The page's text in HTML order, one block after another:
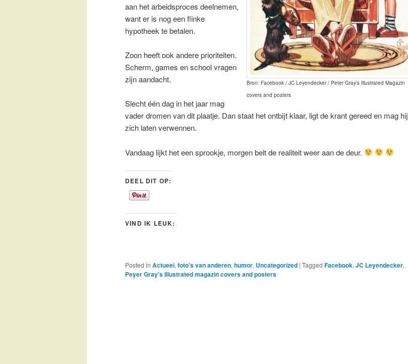
Bron: Facebook / JC Leyendecker / Peter Gray’s Illustrated Magazin
covers and posters
aan het arbeidsproces deelnemen,
want er is nog een flinke
hypotheek te betalen.
Zoon heeft ook andere prioriteiten.
Scherm, games en school vragen
zijn aandacht.
Slecht één dag in het jaar mag
vader dromen van dit plaatje. Dan staat het ontbijt klaar, ligt de krant gereed en mag hij
zich laten verwennen.
Vandaag lijkt het een sprookje, morgen belt de realiteit weer aan de deur.
DEEL DIT OP:
VIND IK LEUK:
Posted in Actueel, foto's van anderen, humor, Uncategorized | Tagged Facebook, JC Leyendecker,
Peyer Gray's Illustrated magazin covers and posters